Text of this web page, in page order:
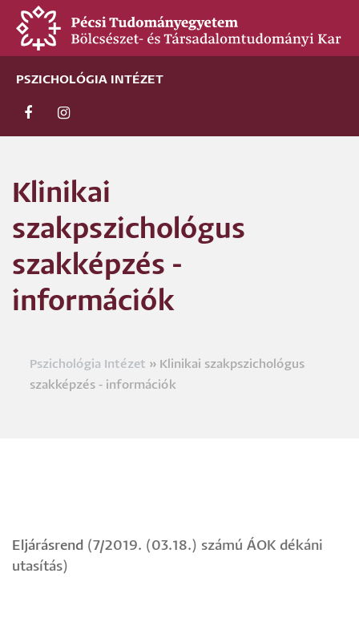
Ugrás
tartalomra
PSZICHOLÓGIA INTÉZET
Klinikai
szakpszichológus
szakképzés -
információk
Morzsa
Pszichológia Intézet
Klinikai szakpszichológus
szakképzés - információk
Eljárásrend (7/2019. (03.18.) számú ÁOK dékáni
utasítás)